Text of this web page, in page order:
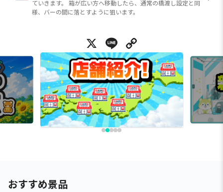
ていきます。 箱が広い方へ移動したら、通常の橋渡し設定と同
様、バーの間に落とすように狙います。
X Line
おすすめ景品